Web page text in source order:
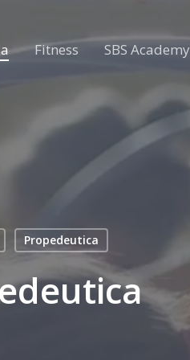
Fitness SBS Academy
Propedeutica